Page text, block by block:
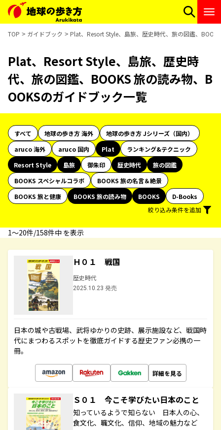
TOP ガイドブック Plat、Resort Style、島旅、歴史時代、旅の図鑑、
Plat、Resort Style、島旅、歴史時
代、旅の図鑑、BOOKS 旅の読み物、B
OOKSのガイドブック一覧
すべて 地球の歩き方 海外
地球の歩き方 Jシリーズ（国内）
aruco 海外
aruco 国内 Plat
ランキング&テクニック
Resort Style
島旅 御朱印 歴史時代
旅の図鑑
BOOKS スペシャルコラボ
BOOKS 旅の名言＆絶景
BOOKS 旅と健康
BOOKS 旅の読み物 BOOKS
D-Books
絞り込み条件を追加
1〜20件/158件中 を表示
Ｈ０１ 戦国
歴史時代
2025.10.23 発売
日本の城や古戦場、武将ゆかりの史跡、展示施設など、戦国時
代にまつわるスポットを徹底ガイドする歴史ファン必携の一
冊。
詳細を見る
Ｓ０１ 今こそ学びたい日本のこと
知っているようで知らない 日本人の心、
食文化、職文化、信仰、地域の魅力など